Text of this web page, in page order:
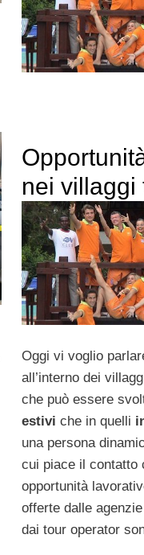
nei villaggi
Oggi vi voglio
all’interno dei
che può essere
estivi che in quelli
una persona
cui piace il contatto
opportunità
offerte dalle
dai tour operator